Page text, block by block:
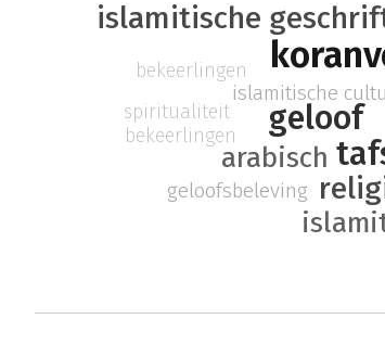
geloof
islamitische
arabisch
islamitische
geloofsbeleving
bekeerlingen
spiritualiteit
bekeerlingen